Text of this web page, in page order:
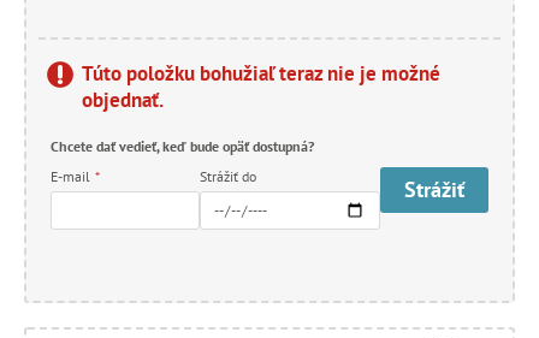
Túto položku bohužiaľ teraz nie je možné
objednať.
Chcete dať vedieť, keď bude opäť dostupná?
E-mail * Strážiť do Strážiť